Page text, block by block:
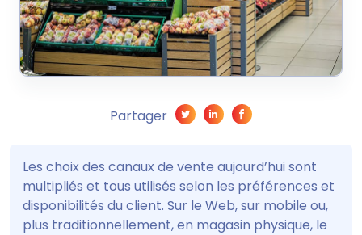
Partager
Les choix des canaux de vente aujourd’hui sont
multipliés et tous utilisés selon les préférences et
disponibilités du client. Sur le Web, sur mobile ou,
plus traditionnellement, en magasin physique, le